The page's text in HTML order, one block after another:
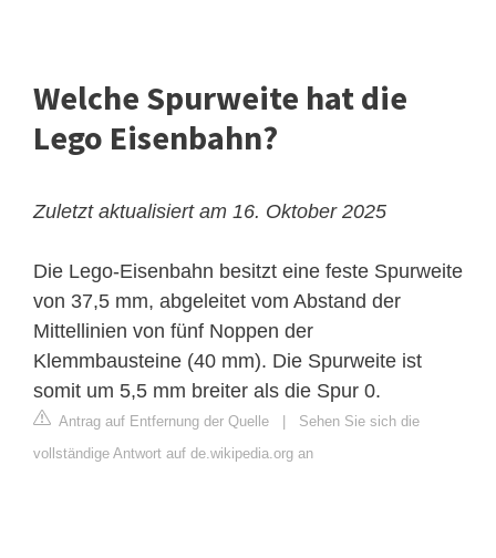
Welche Spurweite hat die
Lego Eisenbahn?
Zuletzt aktualisiert am 16. Oktober 2025
Die Lego-Eisenbahn besitzt eine feste Spurweite
von 37,5 mm, abgeleitet vom Abstand der
Mittellinien von fünf Noppen der
Klemmbausteine (40 mm). Die Spurweite ist
somit um 5,5 mm breiter als die Spur 0.
Antrag auf Entfernung der Quelle
Sehen Sie sich die
vollständige Antwort auf de.wikipedia.org an